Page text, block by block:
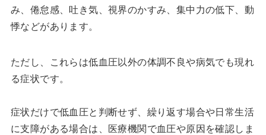
み、倦怠感、吐き気、視界のかすみ、集中力の低下、動
悸などがあります。
ただし、これらは低血圧以外の体調不良や病気でも現れ
る症状です。
症状だけで低血圧と判断せず、繰り返す場合や日常生活
に支障がある場合は、医療機関で血圧や原因を確認しま